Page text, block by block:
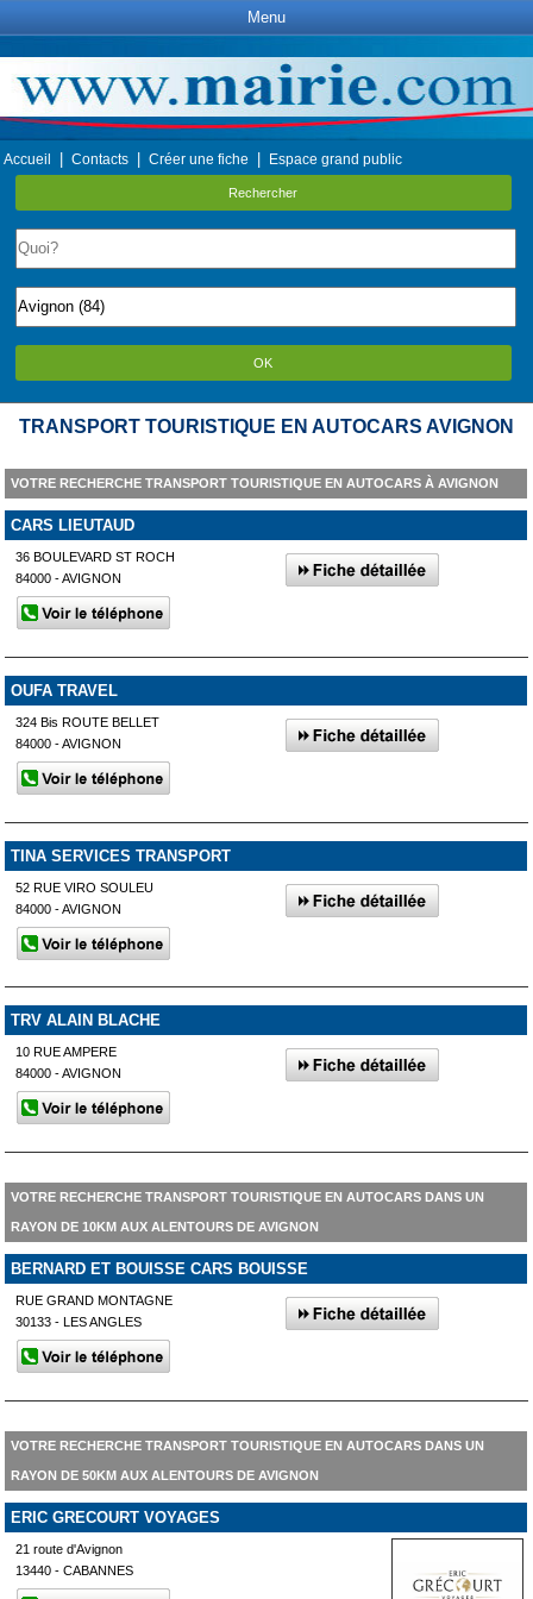
Menu
Accueil Contacts Créer une fiche Espace grand public
Rechercher
OK
TRANSPORT TOURISTIQUE EN AUTOCARS AVIGNON
VOTRE RECHERCHE TRANSPORT TOURISTIQUE EN AUTOCARS À AVIGNON
CARS LIEUTAUD
36 BOULEVARD ST ROCH
84000 - AVIGNON
OUFA TRAVEL
324 Bis ROUTE BELLET
84000 - AVIGNON
TINA SERVICES TRANSPORT
52 RUE VIRO SOULEU
84000 - AVIGNON
TRV ALAIN BLACHE
10 RUE AMPERE
84000 - AVIGNON
VOTRE RECHERCHE TRANSPORT TOURISTIQUE EN AUTOCARS DANS UN
RAYON DE 10KM AUX ALENTOURS DE AVIGNON
BERNARD ET BOUISSE CARS BOUISSE
RUE GRAND MONTAGNE
30133 - LES ANGLES
VOTRE RECHERCHE TRANSPORT TOURISTIQUE EN AUTOCARS DANS UN
RAYON DE 50KM AUX ALENTOURS DE AVIGNON
ERIC GRECOURT VOYAGES
21 route d'Avignon
13440 - CABANNES